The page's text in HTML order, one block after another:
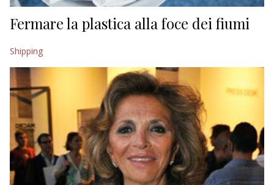
CULTURA
NAUTICA
EDITORIALI
Fermare la plastica alla foce dei fiumi
Shipping